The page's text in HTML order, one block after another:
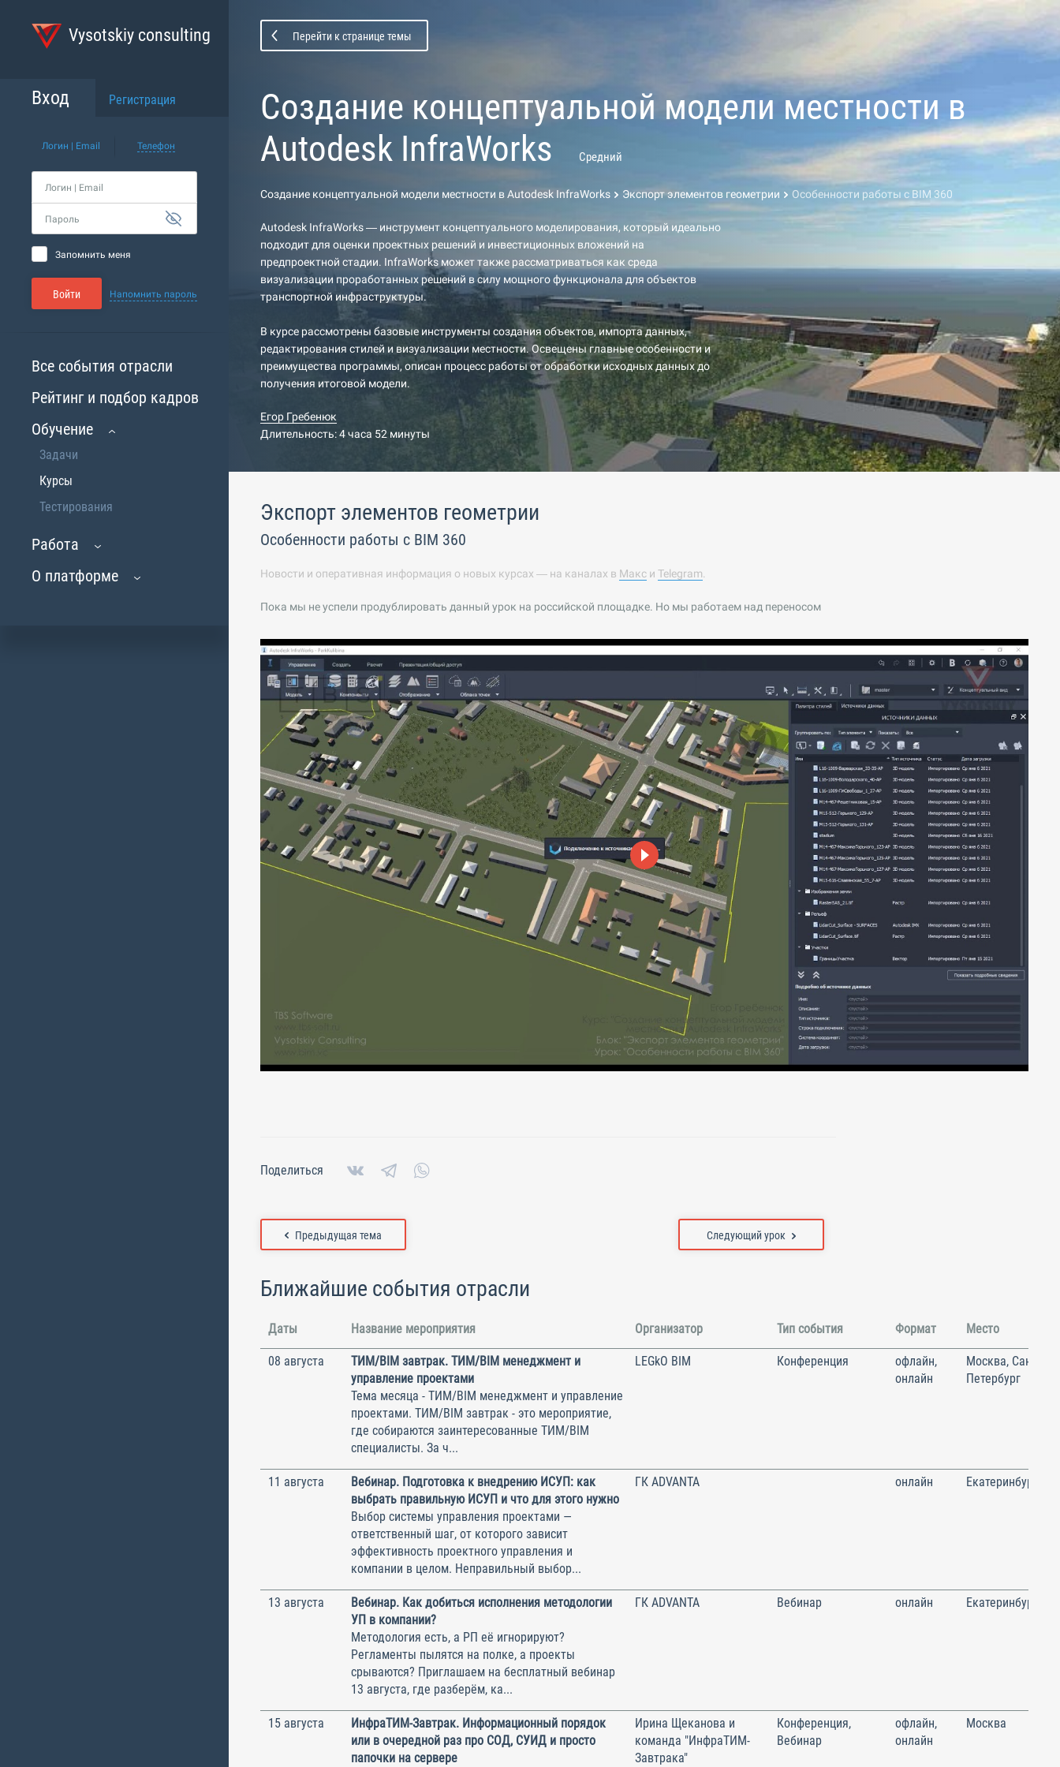
Vysotskiy consulting
Вход Регистрация
Логин | Email Телефон
Логин | Email
Пароль
Запомнить меня
Войти Напомнить пароль
Все события отрасли
Рейтинг и подбор кадров
Обучение
Задачи
Курсы
Тестирования
Работа
О платформе
Перейти к странице темы
Создание концептуальной модели местности в
Autodesk InfraWorks
Средний
Создание концептуальной модели местности в Autodesk InfraWorks Экспорт элементов геометрии Особенности работы с BIM 360
Autodesk InfraWorks — инструмент концептуального моделирования, который идеально
подходит для оценки проектных решений и инвестиционных вложений на
предпроектной стадии. InfraWorks может также рассматриваться как среда
визуализации проработанных решений в силу мощного функционала для объектов
транспортной инфраструктуры.
В курсе рассмотрены базовые инструменты создания объектов, импорта данных,
редактирования стилей и визуализации местности. Освещены главные особенности и
преимущества программы, описан процесс работы от обработки исходных данных до
получения итоговой модели.
Егор Гребенюк
Длительность: 4 часа 52 минуты
Экспорт элементов геометрии
Особенности работы с BIM 360
Новости и оперативная информация о новых курсах — на каналах в Макс и Telegram
Пока мы не успели продублировать данный урок на российской площадке. Но мы работаем над переносом
Поделиться
Предыдущая тема Следующий урок
Ближайшие события отрасли
Даты Название мероприятия Организатор Тип события Формат Место
08 августа
ТИМ/BIM завтрак. ТИМ/BIM менеджмент и
управление проектами
Тема месяца - ТИМ/BIM менеджмент и управление
проектами. ТИМ/BIM завтрак - это мероприятие,
где собираются заинтересованные ТИМ/BIM
специалисты. За ч...
LEGkO BIM Конференция
офлайн,
онлайн
Москва, Санкт-
Петербург
11 августа
Вебинар. Подготовка к внедрению ИСУП: как
выбрать правильную ИСУП и что для этого нужно
Выбор системы управления проектами —
ответственный шаг, от которого зависит
эффективность проектного управления и
компании в целом. Неправильный выбор...
ГК ADVANTA онлайн Екатеринбург
13 августа
Вебинар. Как добиться исполнения методологии
УП в компании?
Методология есть, а РП её игнорируют?
Регламенты пылятся на полке, а проекты
срываются? Приглашаем на бесплатный вебинар
13 августа, где разберём, ка...
ГК ADVANTA Вебинар онлайн Екатеринбург
15 августа
ИнфраТИМ-Завтрак. Информационный порядок
или в очередной раз про СОД, СУИД и просто
папочки на сервере
Ирина Щеканова и
команда "ИнфраТИМ-
Завтрака"
Конференция,
Вебинар
офлайн,
онлайн
Москва